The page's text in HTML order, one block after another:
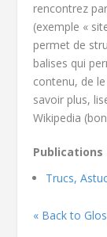
rencontrez
(exemple «
permet de
balises qui
contenu, de
savoir plus,
Wikipedia
Publications
Trucs,
« Back to